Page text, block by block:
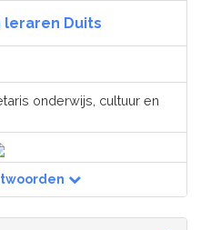
leraren Duits
onderwijs, cultuur en